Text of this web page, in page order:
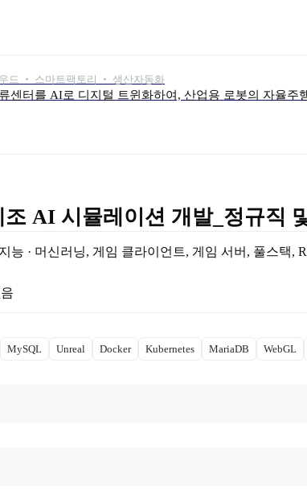
드 ‧ 스마트팩토리 ‧ 생산자동화
센터를 AI로 디지털 트윈화하여, 산업용 로봇의 자율주
AI 시뮬레이션 개발_정규직
능 · 머신러닝, 게임 클라이언트, 게임 서버 , 풀스택,
MySQL Unreal Docker Kubernetes MariaDB WebGL